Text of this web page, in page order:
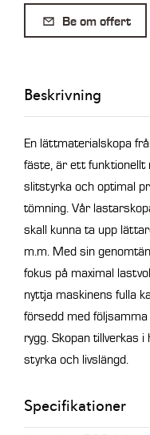
Weidemann
400
MM
mängd
Be om offert
Beskrivning
En lättmaterialskopa
fäste, är ett funktionellt
slitstyrka och optimal
tömning. Vår
skall kunna ta upp
m.m. Med sin
fokus på maximal
nyttja maskinens fulla
försedd med
rygg. Skopan tillverkas
styrka och livslängd.
Specifikationer